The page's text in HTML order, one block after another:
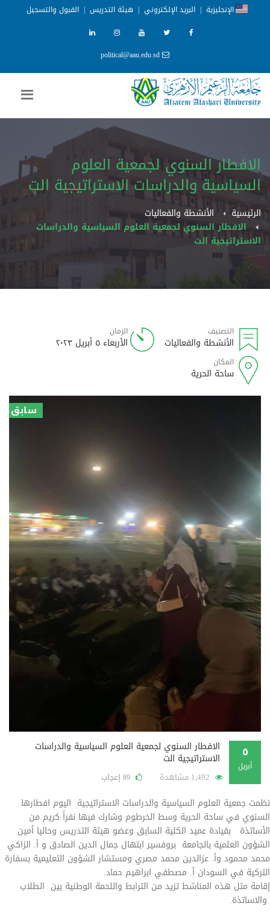
الإنجليزية | البريد الإلكتروني | هيئة التدريس | القبول والتسجيل
political@aau.edu.sd
الافطار السنوي لجمعية العلوم
السياسية والدراسات الاستراتيجية الت
الرئيسية
الأنشطة والفعاليات
الافطار السنوي لجمعية العلوم السياسية والدراسات
الاستراتيجية الت
التصنيف
الأنشطة والفعاليات
الزمان
الأربعاء ٥ أبريل ٢٠٢٣
المكان
ساحة الحرية
سابق
٥
أبريل
الافطار السنوي لجمعية العلوم السياسية والدراسات
الاستراتيجية الت
89 إعجاب
نظمت جمعية العلوم السياسية والدراسات الاستراتيجية اليوم افطارها
السنوي في ساحة الحرية وسط الخرطوم وشارك فيها نفراً كريم من
الأساتذة بقيادة عميد الكلية السابق وعضو هيئة التدريس وحاليا أمين
الشؤون العلمية بالجامعة بروفسير ابتهال جمال الدين الصادق و أ. الزاكي
محمد محمود وأ. عزالدين محمد مصري ومستشار الشؤون التعليمية بسفارة
التركية في السودان أ. مصطفي ابراهيم حماد.
إقامة مثل هذه المناشط تزيد من الترابط واللحمة الوطنية بين الطلاب
والاساتذة.